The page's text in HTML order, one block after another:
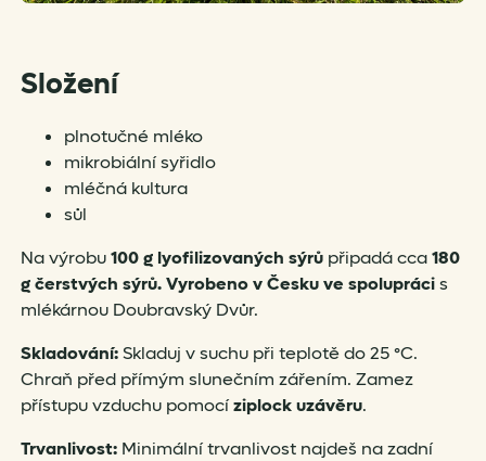
Složení
plnotučné mléko
mikrobiální syřidlo
mléčná kultura
sůl
Na výrobu100 g lyofilizovaných sýrů připadá cca180
g čerstvých sýrů. Vyrobeno v Česku ve spoluprácis
mlékárnou Doubravský Dvůr.
Skladování:Skladuj v suchu při teplotě do 25 °C.
Chraň před přímým slunečním zářením. Zamez
přístupu vzduchu pomocíziplock uzávěru.
Trvanlivost:Minimální trvanlivost najdeš na zadní